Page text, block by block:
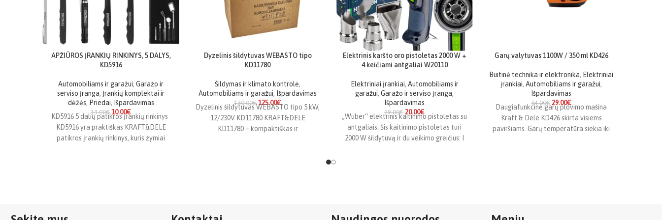
APŽIŪROS ĮRANKIŲ RINKINYS, 5 DALYS,
KD5916
Automobiliams ir garažui, Garažo ir
serviso įranga, Įrankių komplektai ir
dėžės, Priedai, Išpardavimas
13.00€ 10.00€
KD5916 5 dalių patikros įrankių rinkinys
KD5916 yra praktiškas KRAFT&DELE
patikros įrankių rinkinys, kuris žymiai
Dyzelinis šildytuvas WEBASTO tipo
KD11780
Šildymas ir klimato kontrolė,
Automobiliams ir garažui, Išpardavimas
130.00€ 125.00€
Dyzelinis šildytuvas WEBASTO tipo 5 kW,
12/230V KD11780 KRAFT&DELE
KD11780 – kompaktiškas ir
Elektrinis karšto oro pistoletas 2000 W +
4 keičiami antgaliai W20110
Elektriniai įrankiai, Automobiliams ir
garažui, Garažo ir serviso įranga,
Išpardavimas
29.00€ 20.00€
„Wuber“ elektrinis kaitinimo pistoletas su
antgaliais. Šis kaitinimo pistoletas turi
2000 W šildytuvą ir du veikimo greičius: I
Garų valytuvas 1100W / 350 ml KD426
Buitinė technika ir elektronika, Elektriniai
įrankiai, Automobiliams ir garažui,
Išpardavimas
34.00€ 29.00€
Daugiafunkcinė garų plovimo mašina
Kraft & Dele KD426 skirta visiems
paviršiams. Garų temperatūra siekia iki